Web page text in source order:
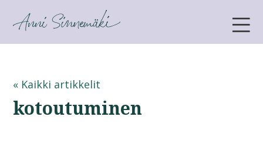
ANNI SINNEMÄKI
« Kaikki artikkelit
kotoutuminen